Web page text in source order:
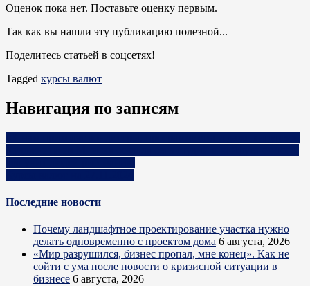
Оценок пока нет. Поставьте оценку первым.
Так как вы нашли эту публикацию полезной...
Поделитесь статьей в соцсетях!
Tagged курсы валют
Навигация по записям
Последние новости
Почему ландшафтное проектирование участка нужно
делать одновременно с проектом дома 6 августа, 2026
«Мир разрушился, бизнес пропал, мне конец». Как не
сойти с ума после новости о кризисной ситуации в
бизнесе 6 августа, 2026